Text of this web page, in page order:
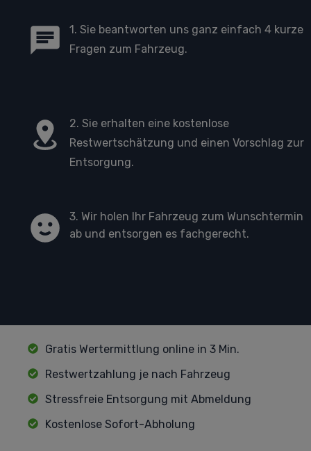
1. Sie beantworten uns ganz einfach 4 kurze
Fragen zum Fahrzeug.
2. Sie erhalten eine kostenlose
Restwertschätzung und einen Vorschlag zur
Entsorgung.
3. Wir holen Ihr Fahrzeug zum Wunschtermin
ab und entsorgen es fachgerecht.
Gratis Wertermittlung online in 3 Min.
Restwertzahlung je nach Fahrzeug
Stressfreie Entsorgung mit Abmeldung
Kostenlose Sofort-Abholung